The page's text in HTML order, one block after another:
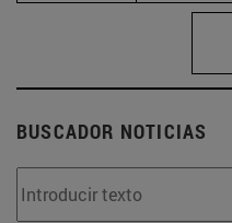
BUSCADOR NOTICIAS